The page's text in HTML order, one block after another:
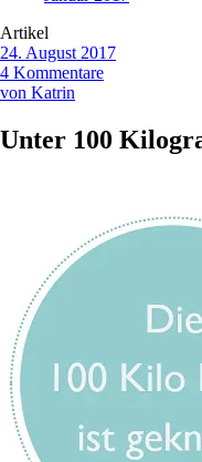
Artikel
24. August 2017
4 Kommentare
von Katrin
Unter 100